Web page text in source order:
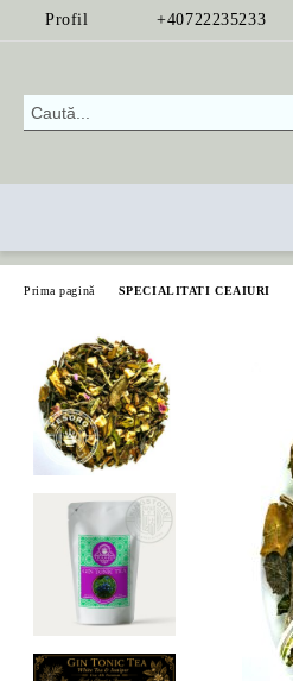
Profil +40722235233
Prima pagină SPECIALITATI CEAIURI